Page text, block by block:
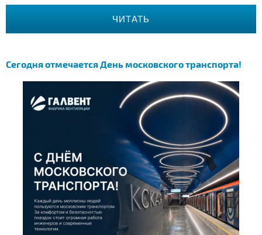
ЧИТАТЬ
Сегодня отмечается День московского транспорта!